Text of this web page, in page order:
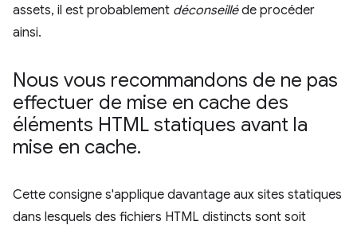
assets, il est probablement déconseilléde procéder
ainsi.
Nous vous recommandons de ne pas
effectuer de mise en cache des
éléments HTML statiques avant la
mise en cache.
Cette consigne s'applique davantage aux sites statiques
dans lesquels des fichiers HTML distincts sont soit